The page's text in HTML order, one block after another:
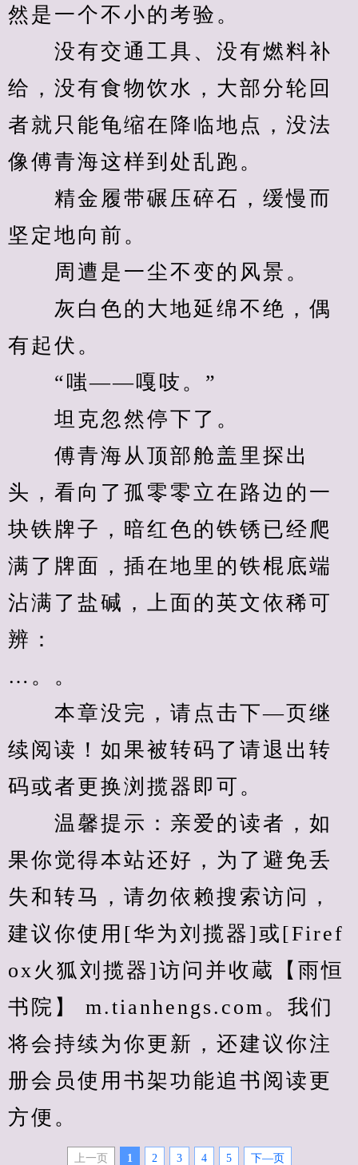
然是一个不小的考验。
没有交通工具、没有燃料补
给，没有食物饮水，大部分轮回
者就只能龟缩在降临地点，没法
像傅青海这样到处乱跑。
精金履带碾压碎石，缓慢而
坚定地向前。
周遭是一尘不变的风景。
灰白色的大地延绵不绝，偶
有起伏。
“嗤——嘎吱。”
坦克忽然停下了。
傅青海从顶部舱盖里探出
头，看向了孤零零立在路边的一
块铁牌子，暗红色的铁锈已经爬
满了牌面，插在地里的铁棍底端
沾满了盐碱，上面的英文依稀可
辨：
…。。
本章没完，请点击下—页继
续阅读！如果被转码了请退出转
码或者更换浏揽器即可。
温馨提示：亲爱的读者，如
果你觉得本站还好，为了避免丢
失和转马，请勿依赖搜索访问，
建议你使用[华为刘揽器]或[Firef
ox火狐刘揽器]访问并收蔵【雨恒
书院】 m.tianhengs.com。我们
将会持续为你更新，还建议你注
册会员使用书架功能追书阅读更
方便。
上一页 1 2 3 4 5 下—页